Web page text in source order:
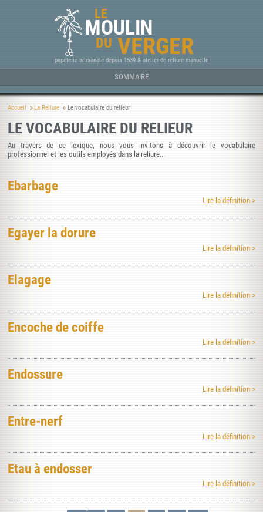
LE
MOULIN
DU VERGER
papeterie artisanale depuis 1539 & atelier de reliure manuelle
SOMMAIRE
Accueil La Reliure Le vocabulaire du relieur
LE VOCABULAIRE DU RELIEUR
Au travers de ce lexique, nous vous invitons à découvrir le vocabulaire
professionnel et les outils employés dans la reliure...
Ebarbage
Lire la définition >
Egayer la dorure
Lire la définition >
Elagage
Lire la définition >
Encoche de coiffe
Lire la définition >
Endossure
Lire la définition >
Entre-nerf
Lire la définition >
Etau à endosser
Lire la définition >